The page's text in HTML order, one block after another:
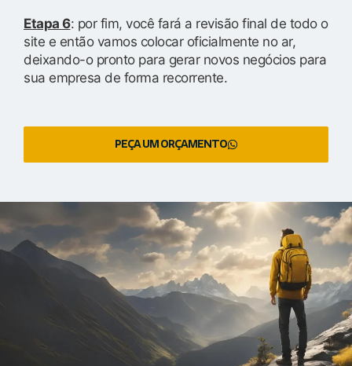
Etapa 6: por fim, você fará a revisão final de todo o
site e então vamos colocar oficialmente no ar,
deixando-o pronto para gerar novos negócios para
sua empresa de forma recorrente.
PEÇA UM ORÇAMENTO